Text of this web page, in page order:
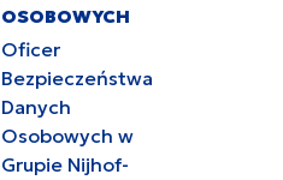
OSOBOWYCH
Oficer
Bezpieczeństwa
Danych
Osobowych w
Grupie Nijhof-